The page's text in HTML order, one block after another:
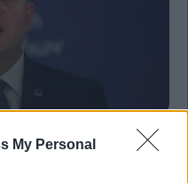
My Personal
χρημάτων
– Πότε μπορεί να